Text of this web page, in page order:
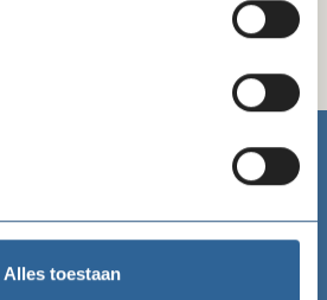
Alles toestaan